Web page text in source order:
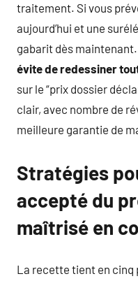
traitement. Si vous
aujourd’hui et une
gabarit dès maintenant.
évite de redessiner
sur le “prix dossier
clair, avec nombre de
meilleure garantie de
Stratégies
accepté du
maîtrisé en
La recette tient en cinq